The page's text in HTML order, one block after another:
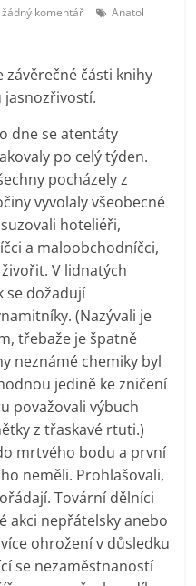
žádný komentář
Anatol
závěrečné části knihy
jasnozřivostí.
dne se atentáty
po celý týden.
pocházely z
vyvolaly všeobecné
hoteliéři,
a maloobchodníčci,
V lidnatých
se dožadují
(Nazývali je
třebaže je špatně
neznámé chemiky byl
jedině ke zničení
považovali výbuch
z třaskavé rtuti.)
mrtvého bodu a první
neměli. Prohlašovali,
Tovární dělníci
akci nepřátelsky anebo
ohrožení v důsledku
se nezaměstnaností